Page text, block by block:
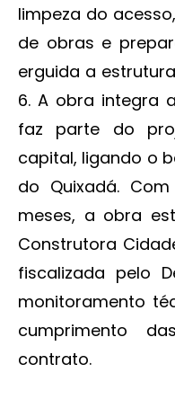
limpeza do
de obras e
erguida a
6. A obra integra
faz parte do
capital, ligando o
do Quixadá.
meses, a obra
Construtora
fiscalizada pelo
monitoramento
cumprimento
contrato.